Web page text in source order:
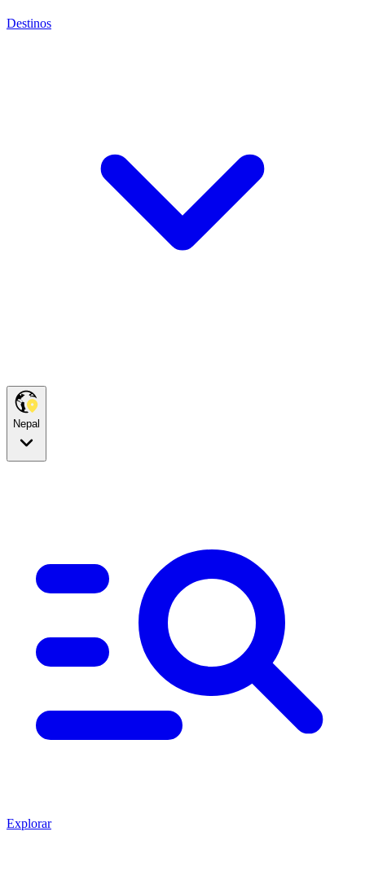
Destinos
Nepal
Explorar